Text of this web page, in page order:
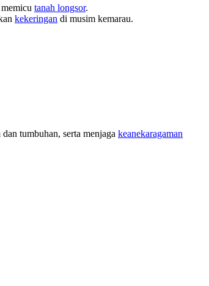
tanah longsor.
kekeringan di musim kemarau.
tumbuhan, serta menjaga keanekaragaman